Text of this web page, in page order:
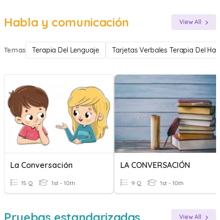
Habla y comunicación View All
Temas Terapia Del Lenguaje Tarjetas Verbales Terapia Del
La Conversación
15 Q 1st - 10th
LA CONVERSACIÓN
9 Q 1st - 10th
Pruebas estandarizadas View All